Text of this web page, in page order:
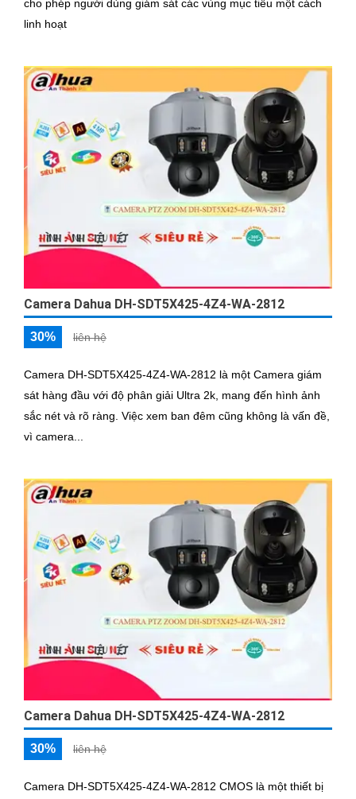
cho phép người dùng giám sát các vùng mục tiêu một cách
linh hoạt
Camera Dahua DH-SDT5X425-4Z4-WA-2812
30% liên hệ
Camera DH-SDT5X425-4Z4-WA-2812 là một Camera giám
sát hàng đầu với độ phân giải Ultra 2k, mang đến hình ảnh
sắc nét và rõ ràng. Việc xem ban đêm cũng không là vấn đề,
vì camera...
Camera Dahua DH-SDT5X425-4Z4-WA-2812
30% liên hệ
Camera DH-SDT5X425-4Z4-WA-2812 CMOS là một thiết bị